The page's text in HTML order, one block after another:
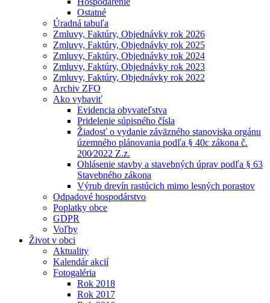
Ostatné
Úradná tabuľa
Zmluvy, Faktúry, Objednávky rok 2026
Zmluvy, Faktúry, Objednávky rok 2025
Zmluvy, Faktúry, Objednávky rok 2024
Zmluvy, Faktúry, Objednávky rok 2023
Zmluvy, Faktúry, Objednávky rok 2022
Archiv ZFO
Ako vybaviť
Evidencia obyvateľstva
Pridelenie súpisného čísla
Žiadosť o vydanie záväzného stanoviska orgánu
územného plánovania podľa § 40c zákona č.
200⁄2022 Z.z.
Ohlásenie stavby a stavebných úprav podľa § 63
Stavebného zákona
Výrub drevín rastúcich mimo lesných porastov
Odpadové hospodárstvo
Poplatky obce
GDPR
Voľby
Život v obci
Aktuality
Kalendár akcií
Fotogaléria
Rok 2018
Rok 2017